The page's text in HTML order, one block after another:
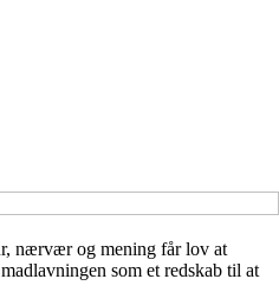
nærvær og mening får lov at
som et redskab til at